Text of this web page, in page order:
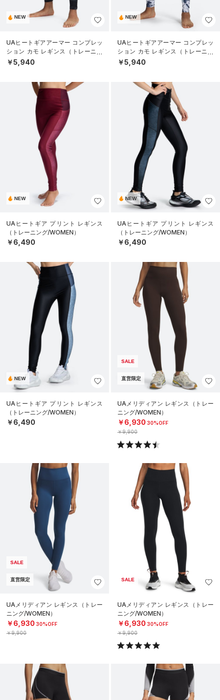
NEW
UAヒートギアアーマー コンプレッ
ション カモ レギンス（トレーニン
グ/MEN）
￥5,940
NEW
UAヒートギアアーマー コンプレッ
ション カモ レギンス（トレーニン
グ/MEN）
￥5,940
NEW
UAヒートギア プリント レギンス
（トレーニング/WOMEN）
￥6,490
NEW
UAヒートギア プリント レギンス
（トレーニング/WOMEN）
￥6,490
NEW
UAヒートギア プリント レギンス
（トレーニング/WOMEN）
￥6,490
SALE
直営限定
UAメリディアン レギンス（トレー
ニング/WOMEN）
￥6,930 30%OFF
￥9,900
SALE
直営限定
UAメリディアン レギンス（トレー
ニング/WOMEN）
￥6,930 30%OFF
￥9,900
SALE
UAメリディアン レギンス（トレー
ニング/WOMEN）
￥6,930 30%OFF
￥9,900